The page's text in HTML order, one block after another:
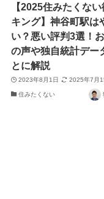
【2025住みたくな
キング】神谷町駅は
い？悪い評判3選！
の声や独自統計デー
とに解説
2023年8月1日 2025年7月
住みたくない